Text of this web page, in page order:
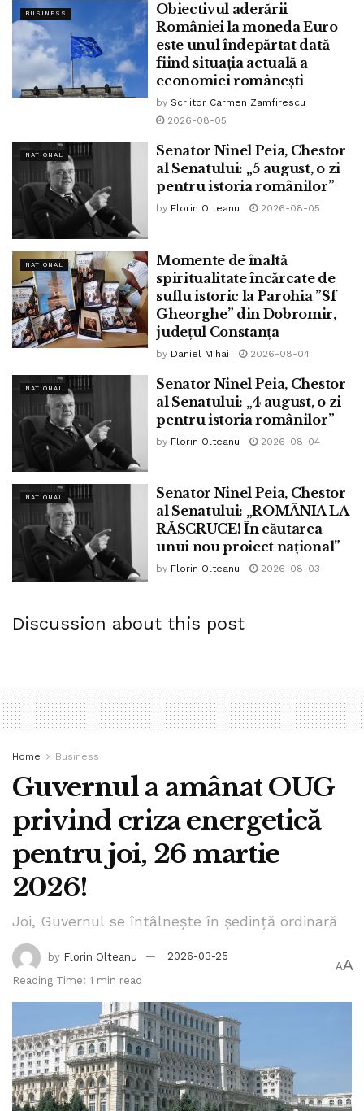
BUSINESS
Obiectivul aderării
României la moneda Euro
este unul îndepărtat dată
fiind situația actuală a
economiei românești
by Scriitor Carmen Zamfirescu
2026-08-05
NATIONAL
Senator Ninel Peia, Chestor
al Senatului: „5 august, o zi
pentru istoria românilor”
by Florin Olteanu 2026-08-05
NATIONAL
Momente de înaltă
spiritualitate încărcate de
suflu istoric la Parohia ”Sf
Gheorghe” din Dobromir,
județul Constanța
by Daniel Mihai 2026-08-04
NATIONAL
Senator Ninel Peia, Chestor
al Senatului: „4 august, o zi
pentru istoria românilor”
by Florin Olteanu 2026-08-04
NATIONAL
Senator Ninel Peia, Chestor
al Senatului: „ROMÂNIA LA
RĂSCRUCE! În căutarea
unui nou proiect național”
by Florin Olteanu 2026-08-03
Discussion about this post
Home Business
Guvernul a amânat OUG
privind criza energetică
pentru joi, 26 martie
2026!
Joi, Guvernul se întâlnește în ședință ordinară
by Florin Olteanu
2026-03-25
Reading Time: 1 min read
AA